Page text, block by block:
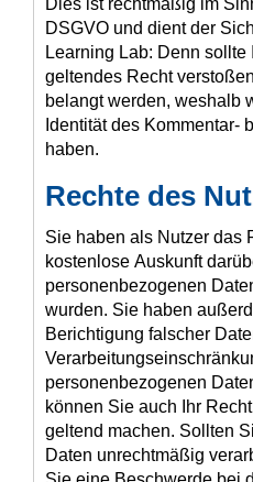
DSGVO und dient der
Learning Lab: Denn sollte
geltendes Recht
belangt werden, weshalb
Identität des Kommentar-
haben.
Rechte des
Sie haben als Nutzer das
kostenlose Auskunft
personenbezogenen
wurden. Sie haben
Berichtigung falscher
personenbezogenen
können Sie auch Ihr
geltend machen. Sollten
Daten unrechtmäßig